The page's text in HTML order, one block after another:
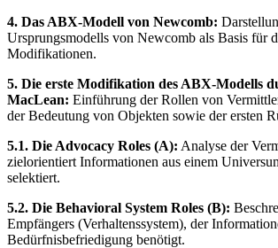
4. Das ABX-Modell von Newcomb:
Ursprungsmodells von Newcomb als Basis für
Modifikationen.
5. Die erste Modifikation des ABX-Modells
MacLean: Einführung der Rollen von
der Bedeutung von Objekten sowie der ersten
5.1. Die Advocacy Roles (A): Analyse der
zielorientiert Informationen aus einem
selektiert.
5.2. Die Behavioral System Roles (B):
Empfängers (Verhaltenssystem), der
Bedürfnisbefriedigung benötigt.